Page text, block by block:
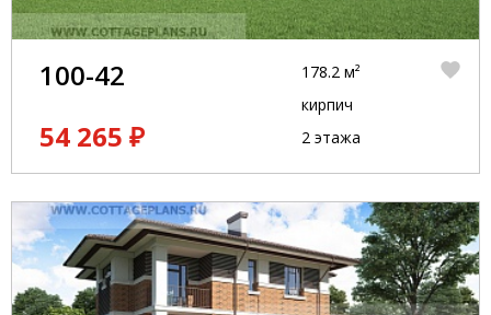
100-42
54 265 ₽
178.2 м²
кирпич
2 этажа